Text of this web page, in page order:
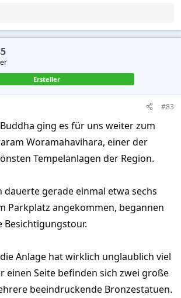
Ersteller
#83
ging es für uns weiter zum
Woramahavihara, einer der
Tempelanlagen der Region.
dauerte gerade einmal etwa sechs
Parkplatz angekommen, begannen
Besichtigungstour.
Anlage hat wirklich unglaublich viel
einen Seite befinden sich zwei große
beeindruckende Bronzestatuen.